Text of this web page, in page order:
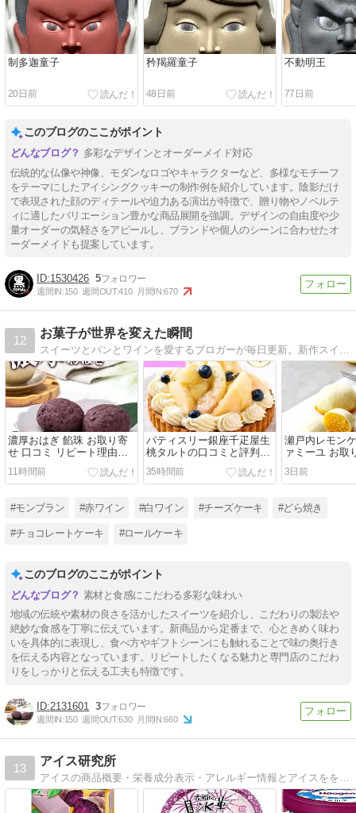
制多迦童子
20日前
矜羯羅童子
48日前
不動明王
77日前
このブログのここがポイント
多彩なデザインとオーダーメイド対応
伝統的な仏像や神像、モダンなロゴやキャラクターなど、多様なモチーフ
をテーマにしたアイシングクッキーの制作例を紹介しています。陰影だけ
で表現された顔のディテールや迫力ある演出が特徴で、贈り物やノベルテ
ィに適したバリエーション豊かな商品展開を強調。デザインの自由度や少
量オーダーの気軽さをアピールし、ブランドや個人のシーンに合わせたオ
ーダーメイドも提案しています。
1530426 5
週間IN:150 週間OUT:410 月間IN:670
12
お菓子が世界を変えた瞬間
スイーツとパンとワインを愛するブロガーが毎日更新。新作スイーツのレビューが豊富で、甘党にはたまらない。
濃厚おはぎ 餡珠 お取り寄
せ 口コミ リピート理由！
冷凍保存でいつでも出来立
ての美味しさ
11時間前
パティスリー銀座千疋屋生
桃タルトの口コミと評判！
お取り寄せレビュー
35時間前
瀬戸内レモン
ァミーユ お取
ミで話題の味
由
3日前
#モンブラン #赤ワイン #白ワイン #チーズケーキ #どら焼き
#チョコレートケーキ #ロールケーキ
このブログのここがポイント
素材と食感にこだわる多彩な味わい
地域の伝統や素材の良さを活かしたスイーツを紹介し、こだわりの製法や
絶妙な食感を丁寧に伝えています。新商品から定番まで、心ときめく味わ
いを具体的に表現し、食べ方やギフトシーンにも触れることで味の奥行き
を伝える内容となっています。リピートしたくなる魅力と専門店のこだわ
りをしっかりと伝える工夫も特徴です。
2131601 3
週間IN:150 週間OUT:630 月間IN:660
13
アイス研究所